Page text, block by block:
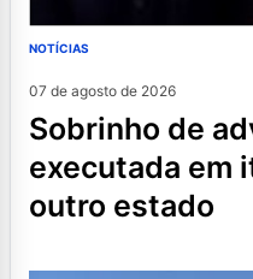
NOTÍCIAS
07 de agosto de 2026
sobrinho de advogada
executada em
outro estado